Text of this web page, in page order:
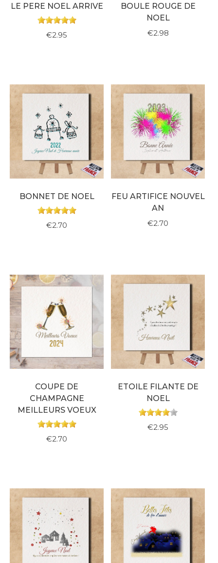
LE PERE NOEL ARRIVE
€2.95
BOULE ROUGE DE
NOEL
€2.98
BONNET DE NOEL
€2.70
FEU ARTIFICE NOUVEL
AN
€2.70
COUPE DE
CHAMPAGNE
MEILLEURS VOEUX
€2.70
ETOILE FILANTE DE
NOEL
€2.95